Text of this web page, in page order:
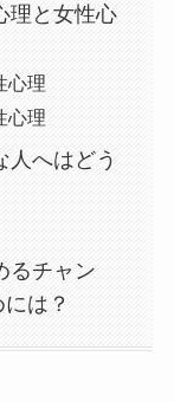
理と女性心
心理
心理
人へはどう
るチャン
は？